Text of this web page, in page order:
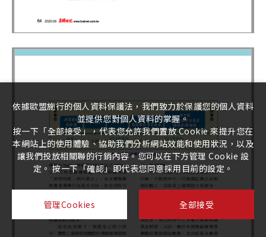
依據歐盟施行的個人資料保護法，我們致力於保護您的個人資料
並提供您對個人資料的掌握。
按一下「全部接受」，代表您允許我們置放 Cookie 來提升您在
本網站上的使用體驗、協助我們分析網站效能和使用狀況，以及
讓我們投放相關聯的行銷內容。您可以在下方管理 Cookie 設
定。 按一下「確認」即代表您同意採用目前的設定。
管理Cookies 全部接受